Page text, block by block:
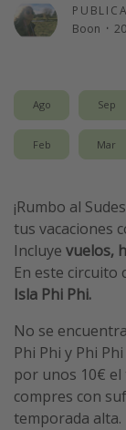
Viajes para
Escapadas
Más temas
Trabajar en el
Cruceros por
Guía de
Parques de
Viaja con
El Rey León el
Harry Potter
Eventos
Boon ·
Ago Sep
Feb Mar
¡Rumbo al
tus vacaciones
Incluye vuelos,
En este circuito
Isla Phi Phi.
No se
Phi Phi y Phi
por unos 10€
compres con
temporada alta.